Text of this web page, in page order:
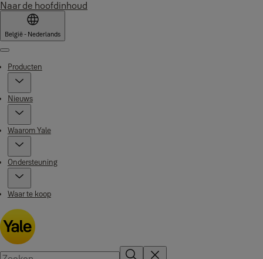
Naar de hoofdinhoud
België - Nederlands
Menu
Producten
Nieuws
Waarom Yale
Ondersteuning
Waar te koop